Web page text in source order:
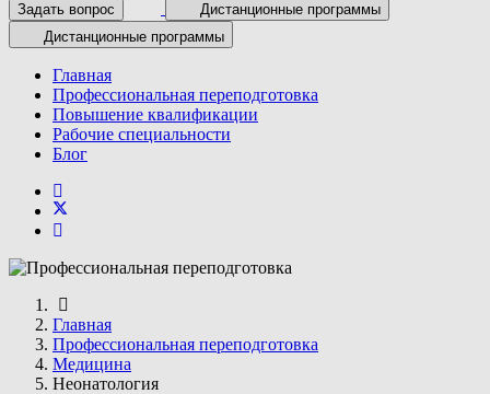
Задать вопрос
Дистанционные программы
Дистанционные программы
Главная
Профессиональная переподготовка
Повышение квалификации
Рабочие специальности
Блог
Главная
Профессиональная переподготовка
Медицина
Неонатология